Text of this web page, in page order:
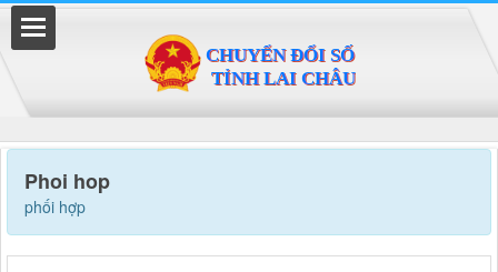
Phoi hop
phối hợp
Đã kết nối EMC